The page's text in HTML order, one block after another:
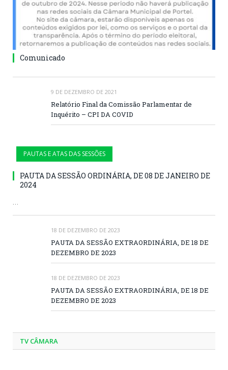
Comunicado
9 DE DEZEMBRO DE 2021
Relatório Final da Comissão Parlamentar de
Inquérito – CPI DA COVID
PAUTAS E ATAS DAS SESSÕES
PAUTA DA SESSÃO ORDINÁRIA, DE 08 DE JANEIRO DE
2024
…
18 DE DEZEMBRO DE 2023
PAUTA DA SESSÃO EXTRAORDINÁRIA, DE 18 DE
DEZEMBRO DE 2023
18 DE DEZEMBRO DE 2023
PAUTA DA SESSÃO EXTRAORDINÁRIA, DE 18 DE
DEZEMBRO DE 2023
TV CÂMARA